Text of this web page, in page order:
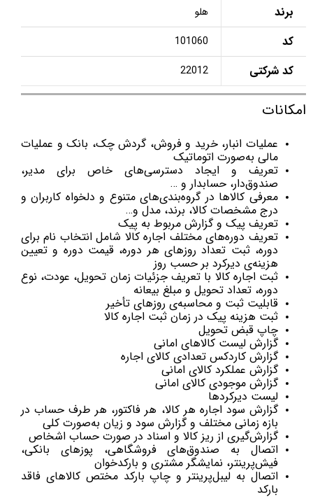
برند هلو
کد 101060
کد شرکتی 22012
امکانات
عملیات انبار، خرید و فروش، گردش چک، بانک و عملیات
مالی به‌صورت اتوماتیک
تعریف و ایجاد دسترسی‌های خاص برای مدیر،
صندوق‌دار، حسابدار و …
معرفی کالاها در گروه‌بندی‌های متنوع و دلخواه کاربران و
درج مشخصات کالا، برند، مدل و…
تعریف پیک و گزارش مربوط به پیک
تعریف دوره‌های مختلف اجاره کالا شامل انتخاب نام برای
دوره، ثبت تعداد روزهای هر دوره، قیمت دوره و تعیین
هزینه‌ی دیرکرد بر حسب روز
ثبت اجاره کالا با تعریف جزئیات زمان تحویل، عودت، نوع
دوره، تعداد تحویل و مبلغ بیعانه
قابلیت ثبت و محاسبه‌ی روزهای تأخیر
ثبت هزینه پیک در زمان ثبت اجاره کالا
چاپ قبض تحویل
گزارش لیست کالاهای امانی
گزارش کاردکس تعدادی کالای اجاره
گزارش عملکرد کالای امانی
گزارش موجودی کالای امانی
لیست دیرکردها
گزارش سود اجاره هر كالا، هر فاكتور، هر طرف حساب در
بازه زمانی مختلف و گزارش سود و زیان به‌صورت کلی
گزارش‌گیری از ریز کالا و اسناد در صورت حساب اشخاص
اتصال به صندوق‌های فروشگاهی، پوزهای بانکی،
فیش‌پرینتر، نمایشگر مشتری و بارکدخوان
اتصال به لیبل‌پرینتر و چاپ بارکد مختص کالاهای فاقد
بارکد